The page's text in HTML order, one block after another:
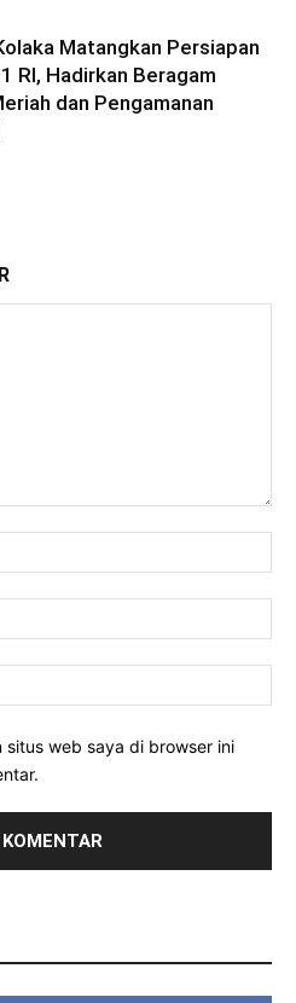
Matangkan Persiapan
RI, Hadirkan Beragam
dan Pengamanan
situs web saya di browser ini